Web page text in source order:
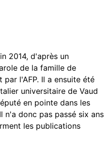
2014, d'après un
de la famille de
par l'AFP. Il a ensuite été
universitaire de Vaud
en pointe dans les
n'a donc pas passé six ans
les publications